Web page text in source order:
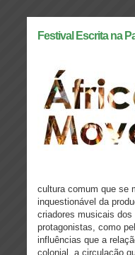
Festival Escrita na
cultura comum que se
inquestionável da
criadores musicais
protagonistas, como
influências que a
colonial, a circulação